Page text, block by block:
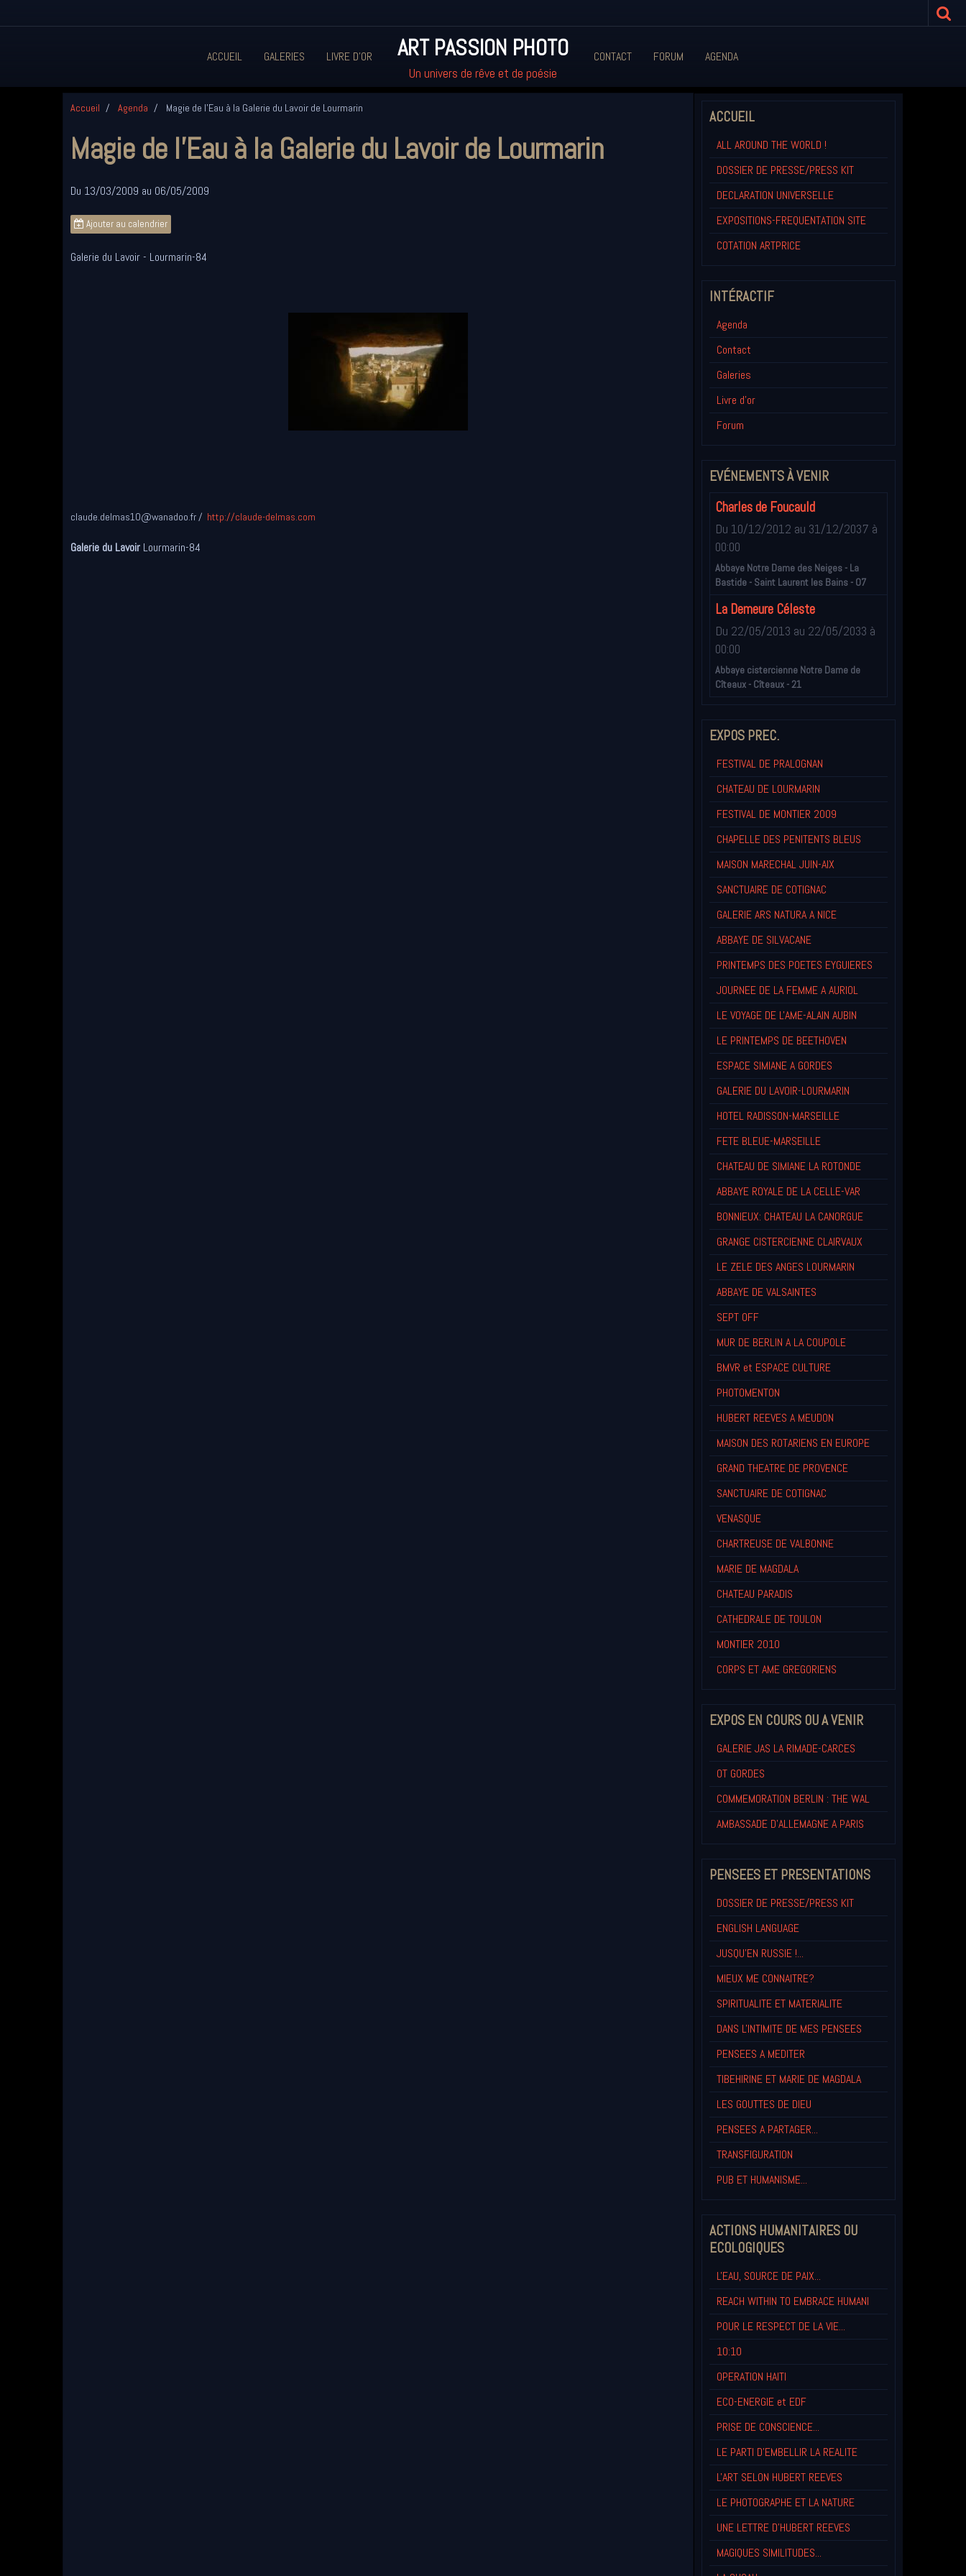
ACCUEIL GALERIES LIVRE D'OR ART PASSION PHOTO
Un univers de rêve et de poésie
CONTACT FORUM AGENDA
Accueil Agenda Magie de l'Eau à la Galerie du Lavoir de Lourmarin
Magie de l'Eau à la Galerie du Lavoir de Lourmarin
Du 13/03/2009 au 06/05/2009
Ajouter au calendrier
Galerie du Lavoir - Lourmarin-84
claude.delmas10@wanadoo.fr http://claude-delmas.com
Galerie du Lavoir Lourmarin-84
ACCUEIL
ALL AROUND THE WORLD !
DOSSIER DE PRESSE/PRESS KIT
DECLARATION UNIVERSELLE
EXPOSITIONS-FREQUENTATION SITE
COTATION ARTPRICE
INTÉRACTIF
Agenda
Contact
Galeries
Livre d'or
Forum
EVÉNEMENTS À VENIR
Charles de Foucauld
Du 10/12/2012 au 31/12/2037 à
00:00
Abbaye Notre Dame des Neiges - La
Bastide - Saint Laurent les Bains - 07
La Demeure Céleste
Du 22/05/2013 au 22/05/2033 à
00:00
Abbaye cistercienne Notre Dame de
Cîteaux - Cîteaux - 21
EXPOS PREC.
FESTIVAL DE PRALOGNAN
CHATEAU DE LOURMARIN
FESTIVAL DE MONTIER 2009
CHAPELLE DES PENITENTS BLEUS
MAISON MARECHAL JUIN-AIX
SANCTUAIRE DE COTIGNAC
GALERIE ARS NATURA A NICE
ABBAYE DE SILVACANE
PRINTEMPS DES POETES EYGUIERES
JOURNEE DE LA FEMME A AURIOL
LE VOYAGE DE L'AME-ALAIN AUBIN
LE PRINTEMPS DE BEETHOVEN
ESPACE SIMIANE A GORDES
GALERIE DU LAVOIR-LOURMARIN
HOTEL RADISSON-MARSEILLE
FETE BLEUE-MARSEILLE
CHATEAU DE SIMIANE LA ROTONDE
ABBAYE ROYALE DE LA CELLE-VAR
BONNIEUX: CHATEAU LA CANORGUE
GRANGE CISTERCIENNE CLAIRVAUX
LE ZELE DES ANGES LOURMARIN
ABBAYE DE VALSAINTES
SEPT OFF
MUR DE BERLIN A LA COUPOLE
BMVR et ESPACE CULTURE
PHOTOMENTON
HUBERT REEVES A MEUDON
MAISON DES ROTARIENS EN EUROPE
GRAND THEATRE DE PROVENCE
SANCTUAIRE DE COTIGNAC
VENASQUE
CHARTREUSE DE VALBONNE
MARIE DE MAGDALA
CHATEAU PARADIS
CATHEDRALE DE TOULON
MONTIER 2010
CORPS ET AME GREGORIENS
EXPOS EN COURS OU A VENIR
GALERIE JAS LA RIMADE-CARCES
OT GORDES
COMMEMORATION BERLIN : THE WAL
AMBASSADE D'ALLEMAGNE A PARIS
PENSEES ET PRESENTATIONS
DOSSIER DE PRESSE/PRESS KIT
ENGLISH LANGUAGE
JUSQU'EN RUSSIE !...
MIEUX ME CONNAITRE?
SPIRITUALITE ET MATERIALITE
DANS L'INTIMITE DE MES PENSEES
PENSEES A MEDITER
TIBEHIRINE ET MARIE DE MAGDALA
LES GOUTTES DE DIEU
PENSEES A PARTAGER...
TRANSFIGURATION
PUB ET HUMANISME...
ACTIONS HUMANITAIRES OU
ECOLOGIQUES
L'EAU, SOURCE DE PAIX...
REACH WITHIN TO EMBRACE HUMANI
POUR LE RESPECT DE LA VIE...
10:10
OPERATION HAITI
ECO-ENERGIE et EDF
PRISE DE CONSCIENCE...
LE PARTI D'EMBELLIR LA REALITE
L'ART SELON HUBERT REEVES
LE PHOTOGRAPHE ET LA NATURE
UNE LETTRE D'HUBERT REEVES
MAGIQUES SIMILITUDES...